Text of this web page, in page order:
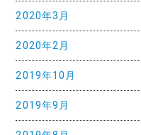
2020年3月
2020年2月
2019年10月
2019年9月